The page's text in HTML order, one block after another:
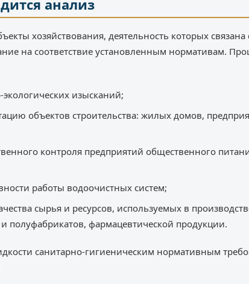
анализ
хозяйствования, деятельность которых
на соответствие установленным нормативам.
изысканий;
объектов строительства: жилых домов,
контроля предприятий общественного
работы водоочистных систем;
сырья и ресурсов, используемых в
полуфабрикатов, фармацевтической продукции.
санитарно-гигиеническим нормативным